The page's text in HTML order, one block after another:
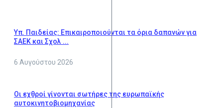
Υπ. Παιδείας: Επικαιροποιούνται τα όρια δαπανών για
ΣΑΕΚ και Σχολ ...
6 Αυγούστου 2026
Οι εχθροί γίνονται σωτήρες της ευρωπαϊκής
αυτοκινητοβιομηχανίας